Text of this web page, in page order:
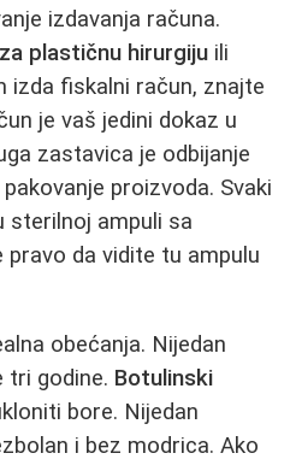
izdavanja računa.
plastičnu hirurgiju ili
izda fiskalni račun, znajte
je vaš jedini dokaz u
zastavica je odbijanje
proizvoda. Svaki
sterilnoj ampuli sa
da vidite tu ampulu
obećanja. Nijedan
tri godine. Botulinski
bore. Nijedan
i bez modrica. Ako